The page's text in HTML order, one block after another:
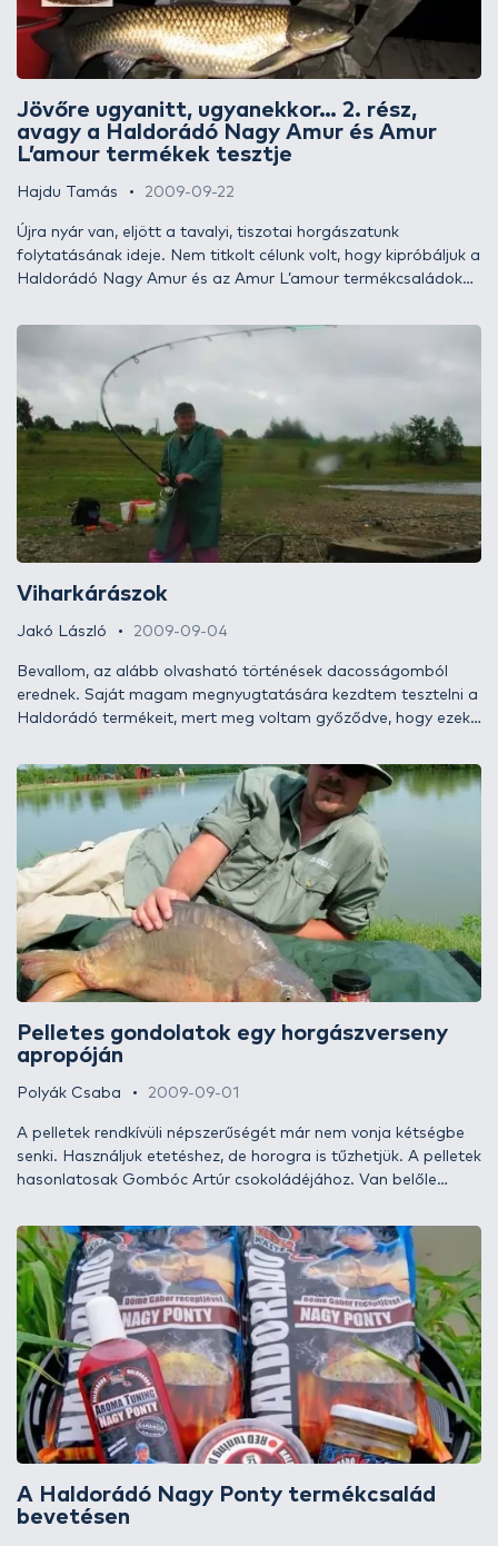
Jövőre ugyanitt, ugyanekkor… 2. rész,
avagy a Haldorádó Nagy Amur és Amur
L’amour termékek tesztje
Hajdu Tamás 2009-09-22
Újra nyár van, eljött a tavalyi, tiszotai horgászatunk
folytatásának ideje. Nem titkolt célunk volt, hogy kipróbáljuk a
Haldorádó Nagy Amur és az Amur L’amour termékcsaládok
egy személlyel, Ágival, Gábor barátnőjével, így hárman
vágtunk neki idén a horgásztúrának.
Viharkárászok
Jakó László 2009-09-04
Bevallom, az alább olvasható történések dacosságomból
erednek. Saját magam megnyugtatására kezdtem tesztelni a
Haldorádó termékeit, mert meg voltam győződve, hogy ezek
lehet jobb egy aroma vagy csali annál, amit szintén agyba-
főbe reklámoznak más emblémával ellátva?!
Pelletes gondolatok egy horgászverseny
apropóján
Polyák Csaba 2009-09-01
A pelletek rendkívüli népszerűségét már nem vonja kétségbe
senki. Használjuk etetéshez, de horogra is tűzhetjük. A pelletek
hasonlatosak Gombóc Artúr csokoládéjához. Van belőle
sorolhatnám. Vannak olyanok, amelyek észrevétlenül
bukkannak fel, majd ugyanígy el is tűnnek, és vannak olyanok,
amelyek sokáig vezetik a horgászoknál a slágerlistát. Hogyan
lehet ennek a listának az élére kerülni?
A Haldorádó Nagy Ponty termékcsalád
bevetésen